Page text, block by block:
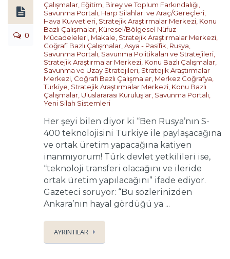
0
Çalışmalar Eğitim, Birey ve Toplum Farkındalığı
Savunma Portalı Harp Silahları ve Araç/Gereçleri
Hava Kuvvetleri Stratejik Araştırmalar Merkezi Konu
Bazlı Çalışmalar Küresel/Bölgesel Nüfuz
Mücadeleleri Makale Stratejik Araştırmalar Merkezi
Coğrafi Bazlı Çalışmalar Asya - Pasifik Rusya
Savunma Portalı Savunma Politikaları ve Stratejileri
Stratejik Araştırmalar Merkezi Konu Bazlı Çalışmalar
Savunma ve Uzay Stratejileri Stratejik Araştırmalar
Merkezi Coğrafi Bazlı Çalışmalar Merkez Coğrafya
Türkiye Stratejik Araştırmalar Merkezi Konu Bazlı
Çalışmalar Uluslararası Kuruluşlar Savunma Portalı
Yeni Silah Sistemleri
Her şeyi bilen diyor ki “Ben Rusya’nın S-
400 teknolojisini Türkiye ile paylaşacağına
ve ortak üretim yapacağına katiyen
inanmıyorum! Türk devlet yetkilileri ise,
“teknoloji transferi olacağını ve ileride
ortak üretim yapılacağını” ifade ediyor.
Gazeteci soruyor: “Bu sözlerinizden
Ankara’nın hayal gördüğü ya ...
AYRINTILAR